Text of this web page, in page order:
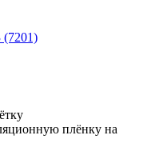
(7201)
плёнку на